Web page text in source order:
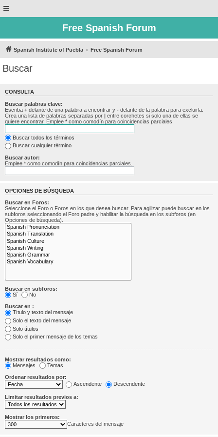
Free Spanish Forum
Spanish Institute of Puebla Free Spanish Forum
Buscar
CONSULTA
Buscar palabras clave:
Escriba + delante de una palabra a encontrar y - delante de la palabra para excluirla.
Crea una lista de palabras separadas por | entre corchetes si solo una de ellas se
quiere encontrar. Emplee * como comodín para coincidencias parciales.
Buscar todos los términos
Buscar cualquier término
Buscar autor:
Emplee * como comodín para coincidencias parciales.
OPCIONES DE BÚSQUEDA
Buscar en Foros:
Seleccione el Foro o Foros en los que desea buscar. Para agilizar puede buscar en los
subforos seleccionando el Foro padre y habilitar la búsqueda en los subforos (en
Opciones de búsqueda).
Buscar en subforos:
Sí
No
Buscar en :
Título y texto del mensaje
Solo el texto del mensaje
Solo títulos
Solo el primer mensaje de los temas
Mostrar resultados como:
Mensajes
Temas
Ordenar resultados por:
Ascendente
Descendente
Limitar resultados previos a:
Mostrar los primeros:
Caracteres del mensaje